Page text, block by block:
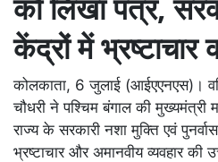
को लिखा पत्र,
केंद्रों में भ्रष्टाचार
कोलकाता, 6 जुलाई (आईएएनएस)।
चौधरी ने पश्चिम बंगाल की मुख्यमंत्री
राज्य के सरकारी नशा मुक्ति एवं
भ्रष्टाचार और अमानवीय व्यवहार की